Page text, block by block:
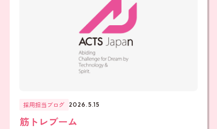
採用担当ブログ 2026.5.15
筋トレブーム